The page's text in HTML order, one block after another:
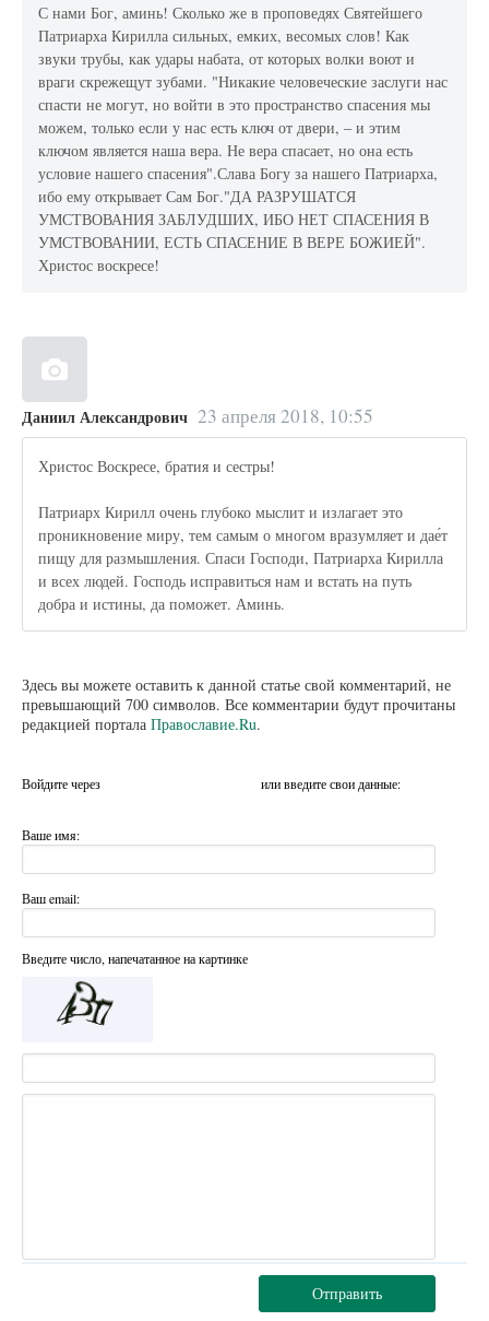
С нами Бог, аминь! Сколько же в проповедях Святейшего
Патриарха Кирилла сильных, емких, весомых слов! Как
звуки трубы, как удары набата, от которых волки воют и
враги скрежещут зубами. "Никакие человеческие заслуги нас
спасти не могут, но войти в это пространство спасения мы
можем, только если у нас есть ключ от двери, – и этим
ключом является наша вера. Не вера спасает, но она есть
условие нашего спасения".Слава Богу за нашего Патриарха,
ибо ему открывает Сам Бог."ДА РАЗРУШАТСЯ
УМСТВОВАНИЯ ЗАБЛУДШИХ, ИБО НЕТ СПАСЕНИЯ В
УМСТВОВАНИИ, ЕСТЬ СПАСЕНИЕ В ВЕРЕ БОЖИЕЙ".
Христос воскресе!
Даниил Александрович 23 апреля 2018, 10:55
Христос Воскресе, братия и сестры!
Патриарх Кирилл очень глубоко мыслит и излагает это
проникновение миру, тем самым о многом вразумляет и дае́т
пищу для размышления. Спаси Господи, Патриарха Кирилла
и всех людей. Господь исправиться нам и встать на путь
добра и истины, да поможет. Аминь.
Здесь вы можете оставить к данной статье свой комментарий, не
превышающий 700 символов. Все комментарии будут прочитаны
редакцией портала Православие.Ru.
Войдите через или введите свои данные:
Ваше имя:
Ваш email:
Введите число, напечатанное на картинке
Отправить